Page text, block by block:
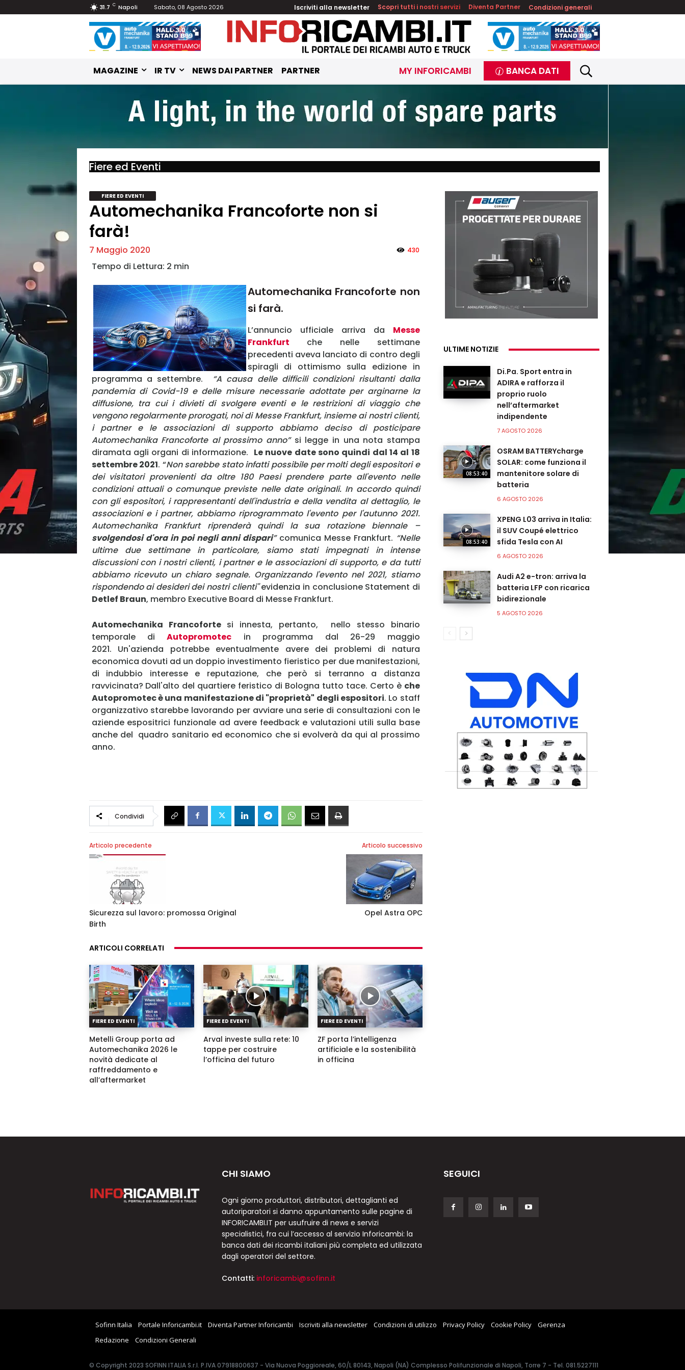
MY INFORICAMBI
Username
Password
Ricordami
Accedi
31.7 C Napoli Sabato, 08 Agosto 2026 Iscriviti alla newsletter Scopri tutti i nostri servizi Diventa Partner Condizioni generali
MAGAZINE IR TV NEWS DAI PARTNER PARTNER MY INFORICAMBI BANCA DATI
Fiere ed Eventi
FIERE ED EVENTI
Automechanika Francoforte non si
farà!
7 Maggio 2020 430
Automechanika Francoforte non
si farà.
L’annuncio ufficiale arriva da Messe
Frankfurt che nelle settimane
precedenti aveva lanciato di contro degli
spiragli di ottimismo sulla edizione in
programma a settembre. “A causa delle difficili condizioni risultanti dalla
pandemia di Covid-19 e delle misure necessarie adottate per arginarne la
diffusione, tra cui i divieti di svolgere eventi e le restrizioni di viaggio che
vengono regolarmente prorogati, noi di Messe Frankfurt, insieme ai nostri clienti,
i partner e le associazioni di supporto abbiamo deciso di posticipare
Automechanika Francoforte al prossimo anno”si legge in una nota stampa
diramata agli organi di informazione. Le nuove date sono quindi dal 14 al 18
settembre 2021. “Non sarebbe stato infatti possibile per molti degli espositori e
dei visitatori provenienti da oltre 180 Paesi prendere parte all'evento nelle
condizioni attuali o comunque previste nelle date originali. In accordo quindi
con gli espositori, i rappresentanti dell'industria e della vendita al dettaglio, le
associazioni e i partner, abbiamo riprogrammato l'evento per l'autunno 2021.
Automechanika Frankfurt riprenderà quindi la sua rotazione biennale –
svolgendosi d'ora in poi negli anni dispari” comunica Messe Frankfurt. “Nelle
ultime due settimane in particolare, siamo stati impegnati in intense
discussioni con i nostri clienti, i partner e le associazioni di supporto, e da tutti
abbiamo ricevuto un chiaro segnale. Organizzando l'evento nel 2021, stiamo
rispondendo ai desideri dei nostri clienti"evidenzia in conclusione Statement di
Detlef Braun, membro Executive Board di Messe Frankfurt.
Automechanika Francoforte si innesta, pertanto, nello stesso binario
temporale diAutopromotec in programma dal 26-29 maggio
2021. Un'azienda potrebbe eventualmente avere dei problemi di natura
economica dovuti ad un doppio investimento fieristico per due manifestazioni,
di indubbio interesse e reputazione, che però si terranno a distanza
ravvicinata? Dall'alto del quartiere feristico di Bologna tutto tace. Certo è che
Autopromotec è una manifestazione di "proprietà" degli espositori. Lo staff
organizzativo starebbe lavorando per avviare una serie di consultazioni con le
aziende espositrici funzionale ad avere feedback e valutazioni utili sulla base
anche del quadro sanitario ed economico che si evolverà da qui al prossimo
anno.
Condividi
Articolo precedente
Sicurezza sul lavoro: promossa Original
Birth
Articolo successivo
Opel Astra OPC
ARTICOLI CORRELATI
FIERE ED EVENTI
Metelli Group porta ad
Automechanika 2026 le
novità dedicate al
raffreddamento e
all’aftermarket
FIERE ED EVENTI
Arval investe sulla rete: 10
tappe per costruire
l’officina del futuro
FIERE ED EVENTI
ZF porta l’intelligenza
artificiale e la sostenibilità
in officina
ULTIME NOTIZIE
Di.Pa. Sport entra in
ADIRA e rafforza il
proprio ruolo
nell’aftermarket
indipendente
7 AGOSTO 2026
08:53:40
OSRAM BATTERYcharge
SOLAR: come funziona il
mantenitore solare di
batteria
6 AGOSTO 2026
08:53:40
XPENG L03 arriva in Italia:
il SUV Coupé elettrico
sfida Tesla con AI
6 AGOSTO 2026
Audi A2 e-tron: arriva la
batteria LFP con ricarica
bidirezionale
5 AGOSTO 2026
CHI SIAMO
Ogni giorno produttori, distributori, dettaglianti ed
autoriparatori si danno appuntamento sulle pagine di
INFORICAMBI.IT per usufruire di news e servizi
specialistici, fra cui l’accesso al servizio Inforicambi: la
banca dati dei ricambi italiani più completa ed utilizzata
dagli operatori del settore.
Contatti: inforicambi@sofinn.it
SEGUICI
Sofinn Italia Portale Inforicambi.it Diventa Partner Inforicambi Iscriviti alla newsletter Condizioni di utilizzo Privacy Policy Cookie Policy
Gerenza
Redazione
Condizioni Generali
© Copyright 2023 SOFINN ITALIA S.r.l. P.IVA 07918800637 - Via Nuova Poggioreale, 60/L 80143, Napoli (NA) Complesso Polifunzionale di Napoli, Torre 7 - Tel. 081.5227111